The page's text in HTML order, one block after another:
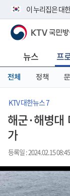
이 누리집은 대
공식 누리집 주소
니다.
이밖에 or.kr 또
서 도메인 주소
KTV 국민방송
뉴스 프
전체 정책
KTV 대한뉴스 7
해군·해병대
가
등록일 : 2024.02.15 08:45